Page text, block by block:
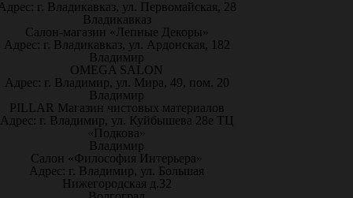
г. Владикавказ, ул. Первомайская, 28
Владикавказ
Салон-магазин «Лепные Декоры»
Адрес: г. Владикавказ, ул. Ардонская, 182
Владимир
OMEGA SALON
Адрес: г. Владимир, ул. Мира, 49, пом. 20
Владимир
PILLAR Магазин чистовых материалов
Адрес: г. Владимир, ул. Куйбышева 28е ТЦ
«Подкова»
Владимир
Салон «Философия Интерьера»
Адрес: г. Владимир, ул. Большая
Нижегородская д.32